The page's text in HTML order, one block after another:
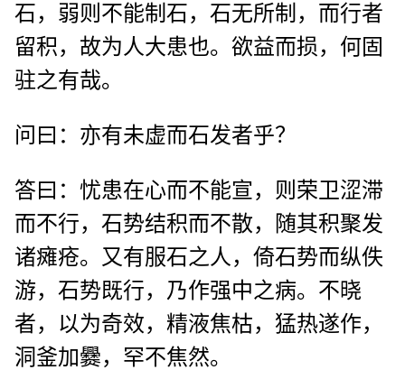
石，弱则不能制石，石无所制，而行者
留积，故为人大患也。欲益而损，何固
驻之有哉。
问曰：亦有未虚而石发者乎？
答曰：忧患在心而不能宣，则荣卫涩滞
而不行，石势结积而不散，随其积聚发
诸瘫疮。又有服石之人，倚石势而纵佚
游，石势既行，乃作强中之病。不晓
者，以为奇效，精液焦枯，猛热遂作，
洞釜加爨，罕不焦然。